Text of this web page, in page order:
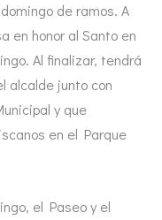
de ramos. A
en honor al Santo en
Al finalizar, tendrá
alcalde junto con
y que
en el Parque
el Paseo y el